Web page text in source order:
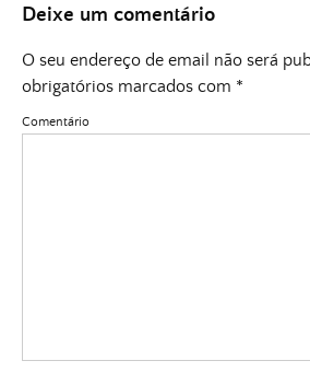
Deixe um comentário
O seu endereço de email não será
obrigatórios marcados com *
Comentário